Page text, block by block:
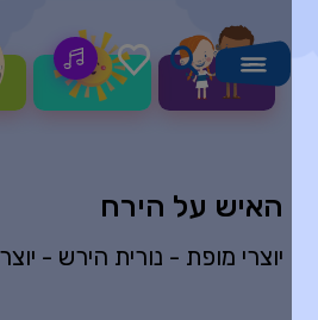
האיש על הירח
יוצרי- יוצרי מופת - נורית הירש